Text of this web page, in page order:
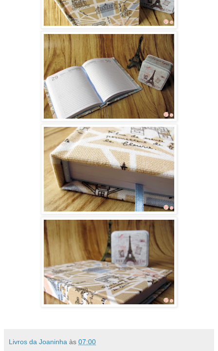
Livros da Joaninha às 07:00